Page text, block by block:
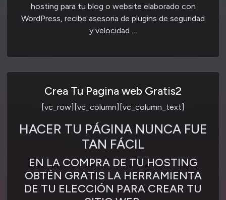
hosting para tu blog o website elaborado con
WordPress, recibe asesoria de plugins de seguridad
y velocidad …
Crea Tu Pagina web Gratis2
[vc_row][vc_column][vc_column_text]
HACER TU PÁGINA NUNCA FUE
TAN FÁCIL
EN LA COMPRA DE TU HOSTING
OBTÉN GRATIS LA HERRAMIENTA
DE TU ELECCIÓN PARA CREAR TU